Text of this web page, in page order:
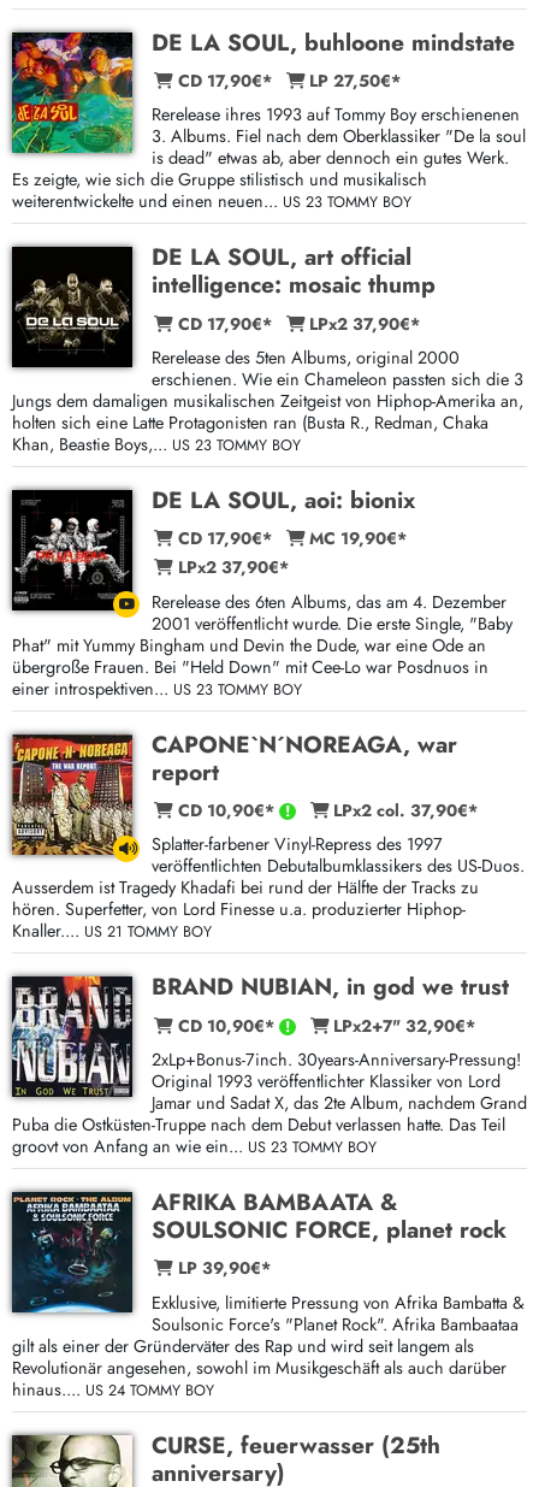
DE LA SOUL, buhloone mindstate
CD 17,90€*
LP 27,50€*
Rerelease ihres 1993 auf Tommy Boy erschienenen
3. Albums. Fiel nach dem Oberklassiker "De la soul
is dead" etwas ab, aber dennoch ein gutes Werk.
Es zeigte, wie sich die Gruppe stilistisch und musikalisch
weiterentwickelte und einen neuen... US 23 TOMMY BOY
DE LA SOUL, art official
intelligence: mosaic thump
CD 17,90€*
LPx2 37,90€*
Rerelease des 5ten Albums, original 2000
erschienen. Wie ein Chameleon passten sich die 3
Jungs dem damaligen musikalischen Zeitgeist von Hiphop-Amerika an,
holten sich eine Latte Protagonisten ran (Busta R., Redman, Chaka
Khan, Beastie Boys,... US 23 TOMMY BOY
DE LA SOUL, aoi: bionix
CD 17,90€*
MC 19,90€*
LPx2 37,90€*
Rerelease des 6ten Albums, das am 4. Dezember
2001 veröffentlicht wurde. Die erste Single, "Baby
Phat" mit Yummy Bingham und Devin the Dude, war eine Ode an
übergroße Frauen. Bei "Held Down" mit Cee-Lo war Posdnuos in
einer introspektiven... US 23 TOMMY BOY
CAPONE`N´NOREAGA, war
report
CD 10,90€*
LPx2 col. 37,90€*
Splatter-farbener Vinyl-Repress des 1997
veröffentlichten Debutalbumklassikers des US-Duos.
Ausserdem ist Tragedy Khadafi bei rund der Hälfte der Tracks zu
hören. Superfetter, von Lord Finesse u.a. produzierter Hiphop-
Knaller.... US 21 TOMMY BOY
BRAND NUBIAN, in god we trust
CD 10,90€*
LPx2+7" 32,90€*
2xLp+Bonus-7inch. 30years-Anniversary-Pressung!
Original 1993 veröffentlichter Klassiker von Lord
Jamar und Sadat X, das 2te Album, nachdem Grand
Puba die Ostküsten-Truppe nach dem Debut verlassen hatte. Das Teil
groovt von Anfang an wie ein... US 23 TOMMY BOY
AFRIKA BAMBAATA &
SOULSONIC FORCE, planet rock
LP 39,90€*
Exklusive, limitierte Pressung von Afrika Bambatta &
Soulsonic Force's "Planet Rock". Afrika Bambaataa
gilt als einer der Gründerväter des Rap und wird seit langem als
Revolutionär angesehen, sowohl im Musikgeschäft als auch darüber
hinaus.... US 24 TOMMY BOY
CURSE, feuerwasser (25th
anniversary)